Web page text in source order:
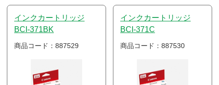
インクカートリッジ
BCI-371BK
商品コード：887529
インクカートリッジ
BCI-371C
商品コード：887530